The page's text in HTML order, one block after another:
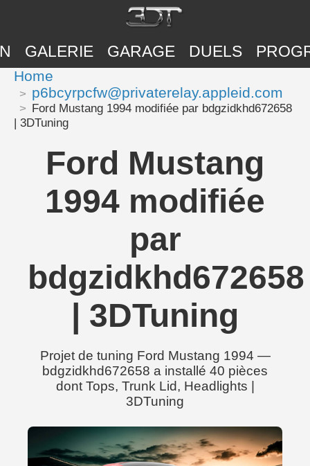
GALERIE GARAGE DUELS
Home
p6bcyrpcfw@privaterelay.appleid.com
Ford Mustang 1994 modifiée par bdgzidkhd672658
| 3DTuning
Ford Mustang
1994 modifiée
par
bdgzidkhd672658
| 3DTuning
Projet de tuning Ford Mustang 1994 —
bdgzidkhd672658 a installé 40 pièces
dont Tops, Trunk Lid, Headlights |
3DTuning